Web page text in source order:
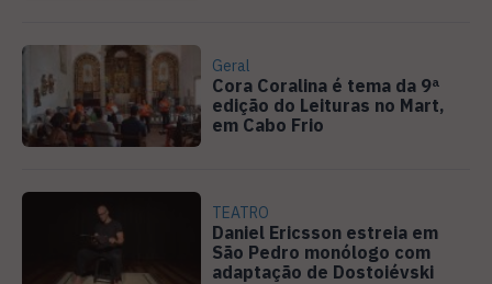
Geral
Cora Coralina é tema da 9ª
edição do Leituras no Mart,
em Cabo Frio
TEATRO
Daniel Ericsson estreia em
São Pedro monólogo com
adaptação de Dostoiévski